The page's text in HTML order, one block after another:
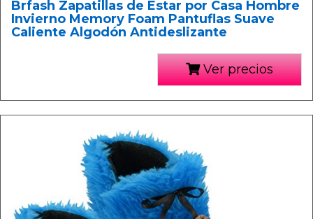
Brfash Zapatillas de Estar por Casa Hombre
Invierno Memory Foam Pantuflas Suave
Caliente Algodón Antideslizante
Ver precios